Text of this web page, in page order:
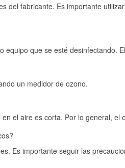
del fabricante. Es importante
que se esté desinfectando.
un medidor de ozono.
el aire es corta. Por lo general,
Es importante seguir las